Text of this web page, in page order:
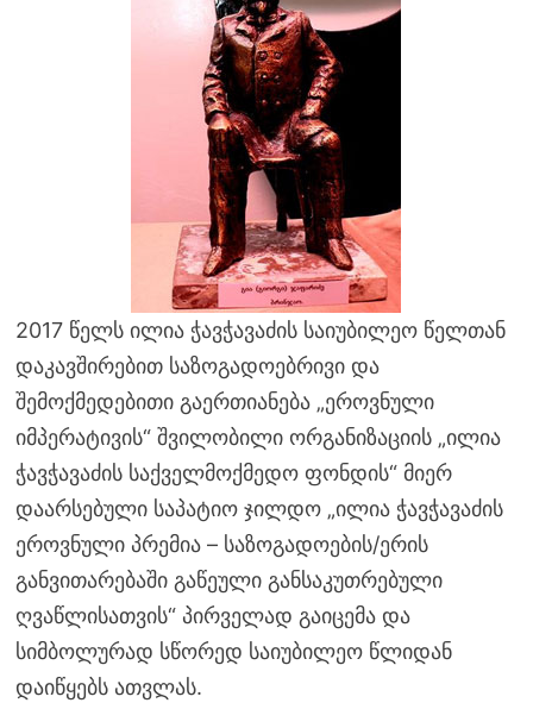
2017 წელს ილია ჭავჭავაძის საიუბილეო წელთან
დაკავშირებით საზოგადოებრივი და
შემოქმედებითი გაერთიანება „ეროვნული
იმპერატივის“ შვილობილი ორგანიზაციის „ილია
ჭავჭავაძის საქველმოქმედო ფონდის“ მიერ
დაარსებული საპატიო ჯილდო „ილია ჭავჭავაძის
ეროვნული პრემია – საზოგადოების/ერის
განვითარებაში გაწეული განსაკუთრებული
ღვაწლისათვის“ პირველად გაიცემა და
სიმბოლურად სწორედ საიუბილეო წლიდან
დაიწყებს ათვლას.